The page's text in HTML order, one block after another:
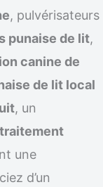
, pulvérisateurs
punaise de lit,
canine de
de lit local
, un
traitement
une
d’un